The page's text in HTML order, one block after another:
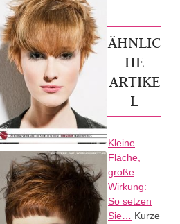
ÄHNLIC
HE
ARTIKE
L
Kleine
Fläche,
große
Wirkung:
So setzen
Sie…
Kurze